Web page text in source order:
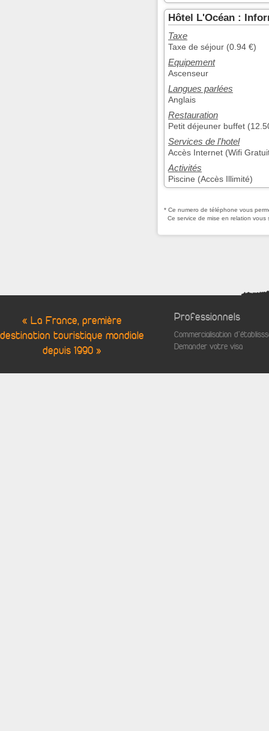
Hôtel L'Océan :
Taxe
Taxe de séjour (0.94 €)
Equipement
Ascenseur
Langues parlées
Anglais
Restauration
Petit déjeuner buffet
Services de l'hotel
Accès Internet (Wifi
Activités
Piscine (Accès Illimité)
* Ce numero de téléphone vous
Ce service de mise en relation
« La France, première
destination touristique mondiale
depuis 1990 »
Professionnels
Commercialisation
Demander votre visa